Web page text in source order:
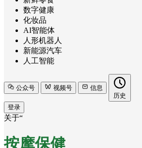
数字健康
化妆品
AI智能体
人形机器人
新能源汽车
人工智能
公众号 视频号
信息
历史
登录
关于“
按摩保健